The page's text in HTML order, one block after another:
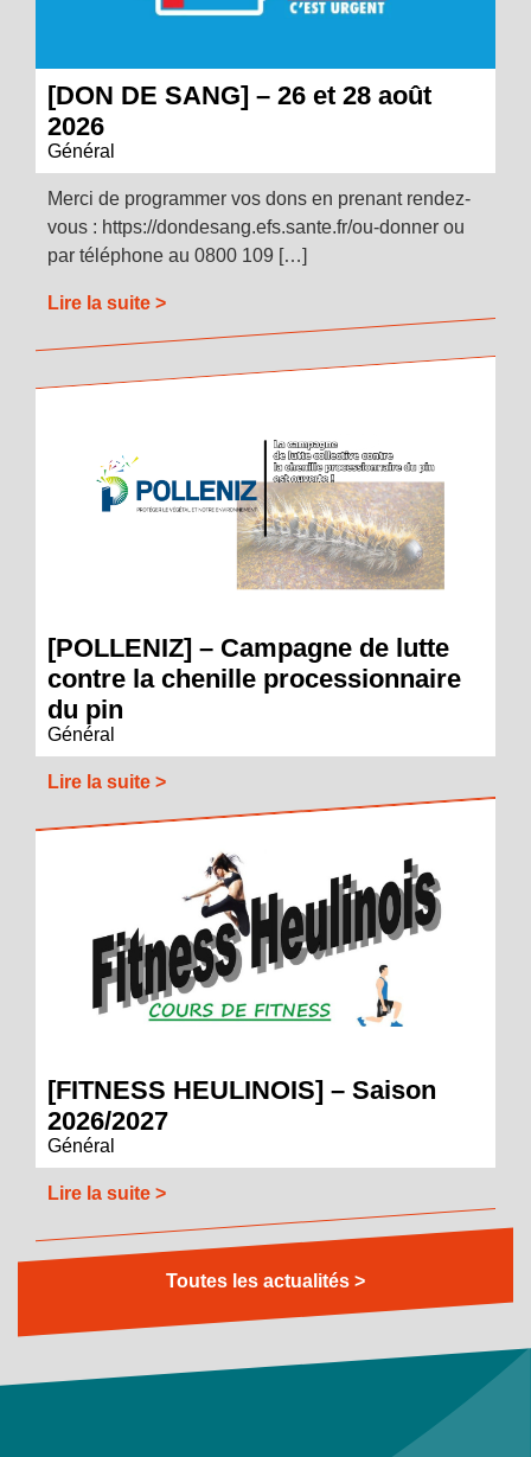
[DON DE SANG] – 26 et 28 août
2026
Général
Merci de programmer vos dons en prenant rendez-
vous : https://dondesang.efs.sante.fr/ou-donner ou
par téléphone au 0800 109 […]
Lire la suite >
[POLLENIZ] – Campagne de lutte
contre la chenille processionnaire
du pin
Général
Lire la suite >
[FITNESS HEULINOIS] – Saison
2026/2027
Général
Lire la suite >
Toutes les actualités >